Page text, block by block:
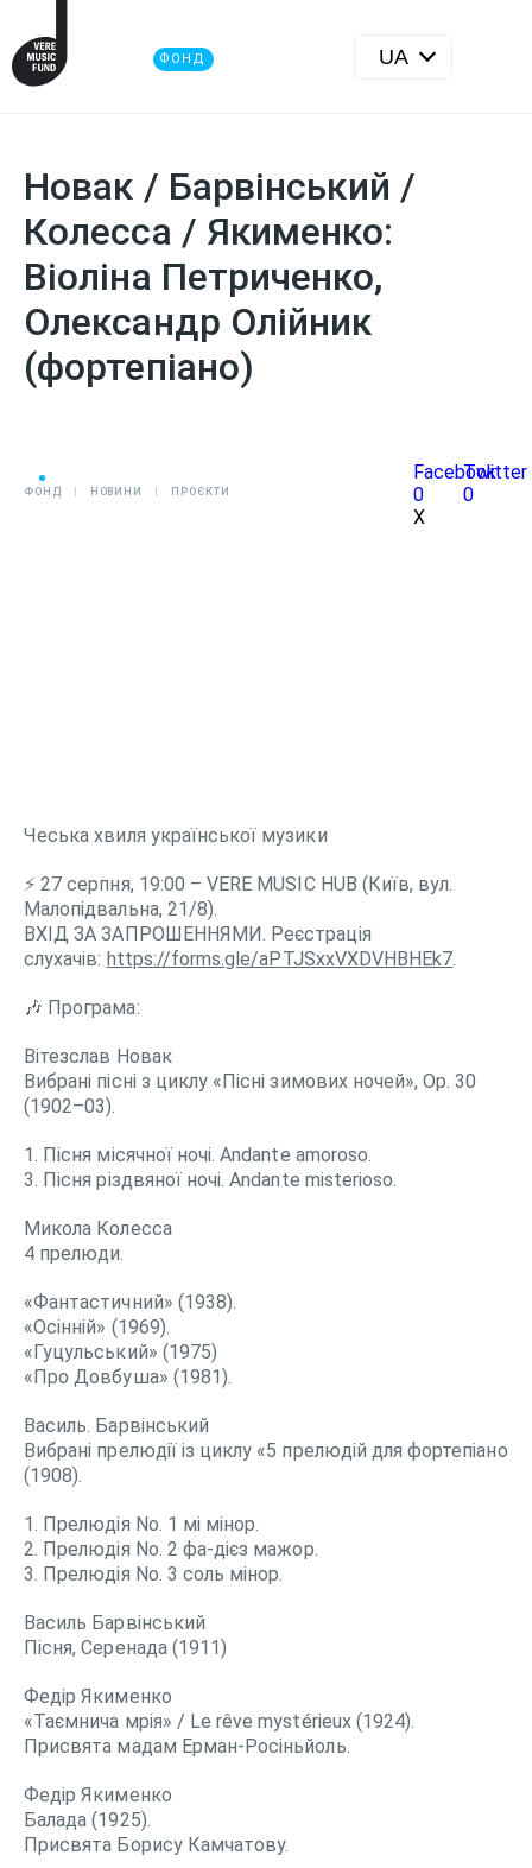
ФОНД
Новак / Барвінський /
Колесса / Якименко:
Віоліна Петриченко,
Олександр Олійник
(фортепіано)
ФОНД НОВИНИ ПРОЄКТИ
Facebook
0
Twitter
0
X
Чеська хвиля української музики
⚡️ 27 серпня, 19:00 – VERE MUSIC HUB (Київ, вул.
Малопідвальна, 21/8).
ВХІД ЗА ЗАПРОШЕННЯМИ. Реєстрація
слухачів: https://forms.gle/aPTJSxxVXDVHBHEk7.
🎶 Програма:
Вітезслав Новак
Вибрані пісні з циклу «Пісні зимових ночей», Op. 30
(1902–03).
1. Пісня місячної ночі. Andante amoroso.
3. Пісня різдвяної ночі. Andante misterioso.
Микола Колесса
4 прелюди.
«Фантастичний» (1938).
«Осінній» (1969).
«Гуцульський» (1975)
«Про Довбуша» (1981).
Василь. Барвінський
Вибрані прелюдії із циклу «5 прелюдій для фортепіано
(1908).
1. Прелюдія No. 1 мі мінор.
2. Прелюдія No. 2 фа-дієз мажор.
3. Прелюдія No. 3 соль мінор.
Василь Барвінський
Пісня, Серенада (1911)
Федір Якименко
«Таємнича мрія» / Le rêve mystérieux (1924).
Присвята мадам Ерман-Росіньйоль.
Федір Якименко
Балада (1925).
Присвята Борису Камчатову.